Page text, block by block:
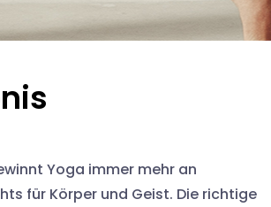
Yoga immer mehr an
für Körper und Geist. Die richtige